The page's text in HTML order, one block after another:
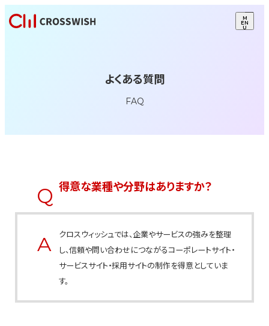
M
EN
U
よくある質問
FAQ
得意な業種や分野はありますか？
クロスウィッシュでは、企業やサービスの強みを整理
し、信頼や問い合わせにつながるコーポレートサイト・
サービスサイト・採用サイトの制作を得意としていま
す。